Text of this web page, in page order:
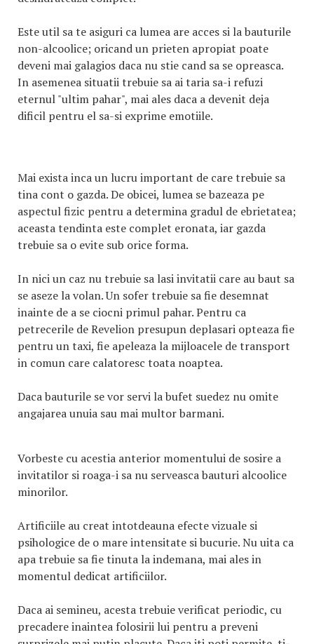
Este util sa te asiguri ca lumea are acces si la bauturile
non-alcoolice; oricand un prieten apropiat poate
deveni mai galagios daca nu stie cand sa se opreasca.
In asemenea situatii trebuie sa ai taria sa-i refuzi
eternul "ultim pahar", mai ales daca a devenit deja
dificil pentru el sa-si exprime emotiile.
Mai exista inca un lucru important de care trebuie sa
tina cont o gazda. De obicei, lumea se bazeaza pe
aspectul fizic pentru a determina gradul de ebrietatea;
aceasta tendinta este complet eronata, iar gazda
trebuie sa o evite sub orice forma.
In nici un caz nu trebuie sa lasi invitatii care au baut sa
se aseze la volan. Un sofer trebuie sa fie desemnat
inainte de a se ciocni primul pahar. Pentru ca
petrecerile de Revelion presupun deplasari opteaza fie
pentru un taxi, fie apeleaza la mijloacele de transport
in comun care calatoresc toata noaptea.
Daca bauturile se vor servi la bufet suedez nu omite
angajarea unuia sau mai multor barmani.
Vorbeste cu acestia anterior momentului de sosire a
invitatilor si roaga-i sa nu serveasca bauturi alcoolice
minorilor.
Artificiile au creat intotdeauna efecte vizuale si
psihologice de o mare intensitate si bucurie. Nu uita ca
apa trebuie sa fie tinuta la indemana, mai ales in
momentul dedicat artificiilor.
Daca ai semineu, acesta trebuie verificat periodic, cu
precadere inaintea folosirii lui pentru a preveni